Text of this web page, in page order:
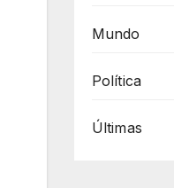
Mundo
Política
Últimas